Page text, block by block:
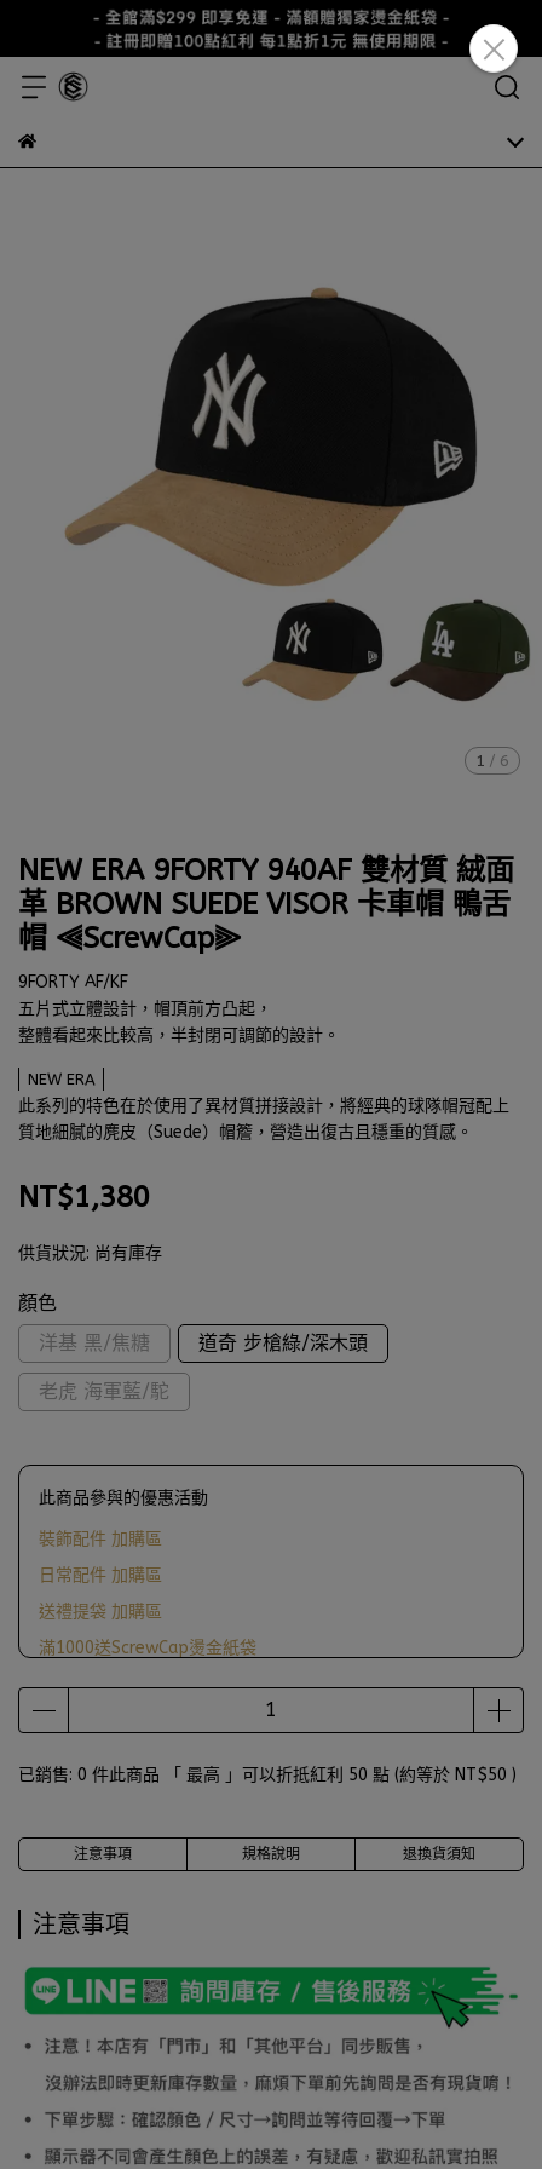
1 / 6
NEW ERA 9FORTY 940AF 雙材質 絨面
革 BROWN SUEDE VISOR 卡車帽 鴨舌
帽 ⫷ScrewCap⫸
9FORTY AF/KF
五片式立體設計，帽頂前方凸起，
整體看起來比較高，半封閉可調節的設計。
NEW ERA
此系列的特色在於使用了異材質拼接設計，將經典的球隊帽冠配上
質地細膩的麂皮（Suede）帽簷，營造出復古且穩重的質感。
NT$1,380
供貨狀況: 尚有庫存
顏色
洋基 黑/焦糖
道奇 步槍綠/深木頭
老虎 海軍藍/駝
此商品參與的優惠活動
裝飾配件 加購區
日常配件 加購區
送禮提袋 加購區
滿1000送ScrewCap燙金紙袋
已銷售: 0 件此商品 「 最高 」可以折抵紅利 50 點 (約等於 NT$50 )
注意事項 規格說明 退換貨須知
注意事項